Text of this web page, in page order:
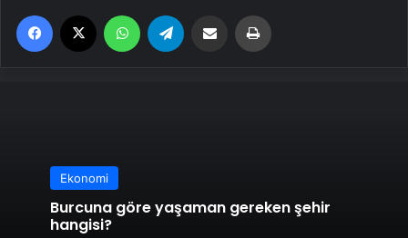
Facebook WhatsApp Email'den paylaş
Ekonomi
Burcuna göre yaşaman gereken şehir
hangisi?